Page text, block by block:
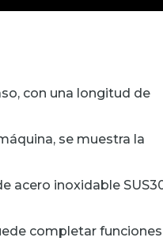
con una longitud de
se muestra la
acero inoxidable
completar funciones